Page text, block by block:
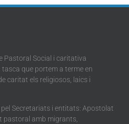
Pastoral Social i caritativa
que portem a terme en
caritat els religiosos, laics i
Secretariats i entitats: Apostolat
pastoral amb migrants,